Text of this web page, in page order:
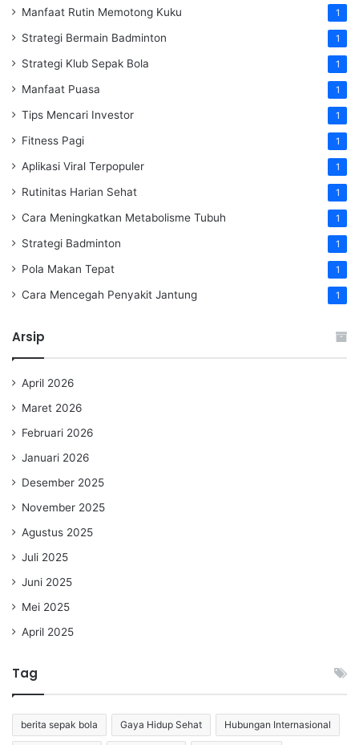
Manfaat Rutin Memotong Kuku 1
Strategi Bermain Badminton 1
Strategi Klub Sepak Bola 1
Manfaat Puasa 1
Tips Mencari Investor 1
Fitness Pagi 1
Aplikasi Viral Terpopuler 1
Rutinitas Harian Sehat 1
Cara Meningkatkan Metabolisme Tubuh 1
Strategi Badminton 1
Pola Makan Tepat 1
Cara Mencegah Penyakit Jantung 1
Arsip
April 2026
Maret 2026
Februari 2026
Januari 2026
Desember 2025
November 2025
Agustus 2025
Juli 2025
Juni 2025
Mei 2025
April 2025
Tag
berita sepak bola Gaya Hidup Sehat Hubungan Internasional